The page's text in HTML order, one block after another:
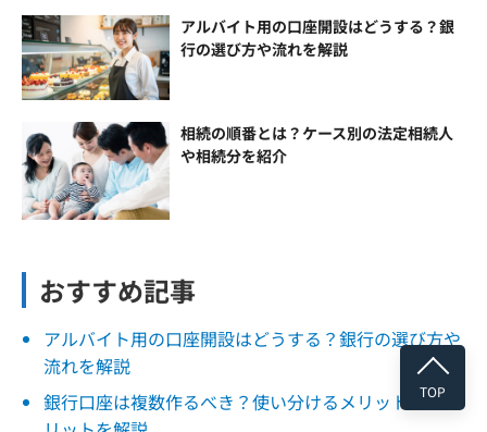
アルバイト用の口座開設はどうする？銀
行の選び方や流れを解説
相続の順番とは？ケース別の法定相続人
や相続分を紹介
おすすめ記事
アルバイト用の口座開設はどうする？銀行の選び方や
流れを解説
銀行口座は複数作るべき？使い分けるメリット・デメ
TOP